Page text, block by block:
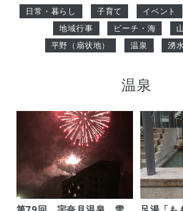
日常・暮らし 子育て イベント
地域行事
ビーチ・海 山
平野（扇状地）
温泉 湧
温泉